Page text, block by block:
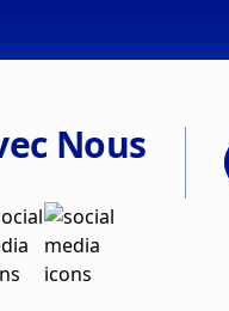
Nous